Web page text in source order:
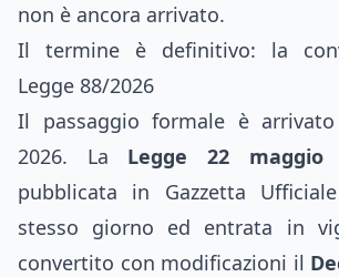
non è ancora arrivato.
Il termine è definitivo: la
Legge 88/2026
Il passaggio formale è
2026. La Legge 22
pubblicata in Gazzetta
stesso giorno ed entrata in
convertito con modificazioni il